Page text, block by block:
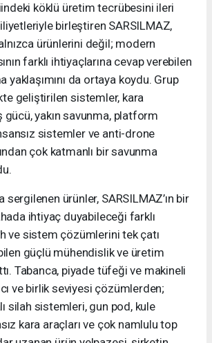
köklü üretim tecrübesini ileri
birleştiren SARSILMAZ,
ürünlerini değil; modern
farklı ihtiyaçlarına cevap verebilen
yaklaşımını da ortaya koydu. Grup
geliştirilen sistemler, kara
gücü, yakın savunma, platform
sistemler ve anti-drone
çok katmanlı bir savunma
ürünler, SARSILMAZ’ın bir
ihtiyaç duyabileceği farklı
ve sistem çözümlerini tek çatı
güçlü mühendislik ve üretim
Tabanca, piyade tüfeği ve makineli
ve birlik seviyesi çözümlerden;
silah sistemleri, gun pod, kule
kara araçları ve çok namlulu top